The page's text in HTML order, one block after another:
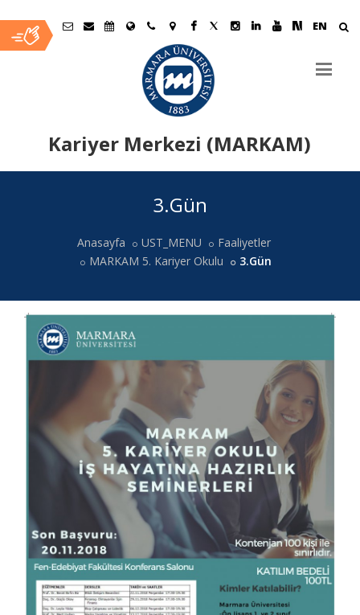
EN
Kariyer Merkezi (MARKAM)
3.Gün
Anasayfa UST_MENU
Faaliyetler
MARKAM 5. Kariyer Okulu
3.Gün